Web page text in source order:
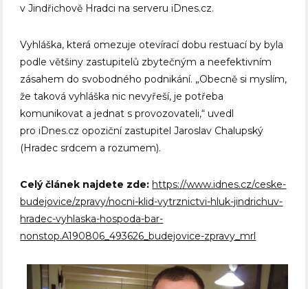
v Jindřichově Hradci na serveru iDnes.cz.
Vyhláška, která omezuje otevírací dobu restuací by byla
podle většiny zastupitelů zbytečným a neefektivním
zásahem do svobodného podnikání. „Obecně si myslím,
že taková vyhláška nic nevyřeší, je potřeba
komunikovat a jednat s provozovateli,“ uvedl
pro iDnes.cz opoziční zastupitel Jaroslav Chalupský
(Hradec srdcem a rozumem).
Celý článek najdete zde: https://www.idnes.cz/ceske-
budejovice/zpravy/nocni-klid-vytrznictvi-hluk-jindrichuv-
hradec-vyhlaska-hospoda-bar-
nonstop.A190806_493626_budejovice-zpravy_mrl